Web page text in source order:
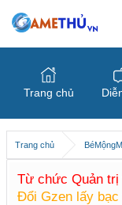
Trang chủ
Từ chức Quản trị
Đổi Gzen lấy bạc
Trang chủ